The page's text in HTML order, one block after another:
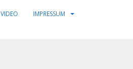
VIDEO IMPRESSUM